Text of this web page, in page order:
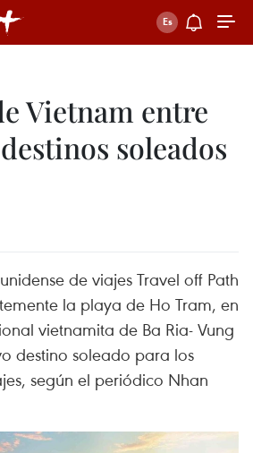
Vietnam entre
soleados
de viajes Travel off Path
la playa de Ho Tram, en
vietnamita de Ba Ria- Vung
destino soleado para los
según el periódico Nhan